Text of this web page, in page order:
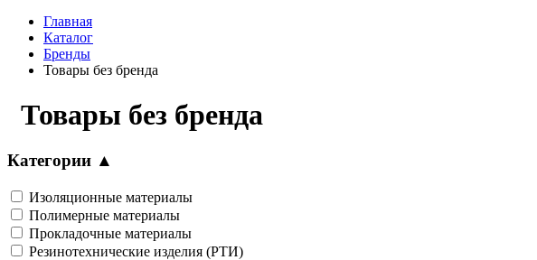
Главная
Каталог
Бренды
Товары без бренда
Товары без бренда
Категории ▲
Изоляционные материалы
Полимерные материалы
Прокладочные материалы
Резинотехнические изделия (РТИ)